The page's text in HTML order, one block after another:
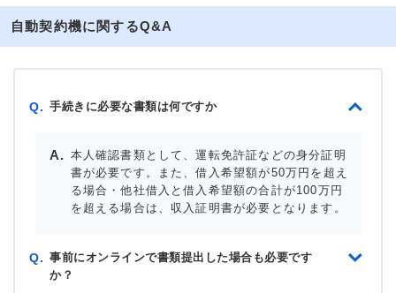
自動契約機に関するQ&A
Q. 手続きに必要な書類は何ですか
本人確認書類として、運転免許証などの身分証明
書が必要です。また、借入希望額が50万円を超え
る場合・他社借入と借入希望額の合計が100万円
を超える場合は、収入証明書が必要となります。
Q. 事前にオンラインで書類提出した場合も必要です
か？